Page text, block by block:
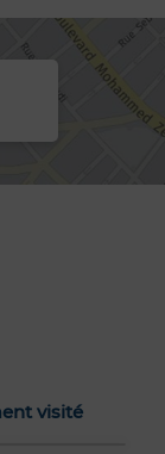
visité